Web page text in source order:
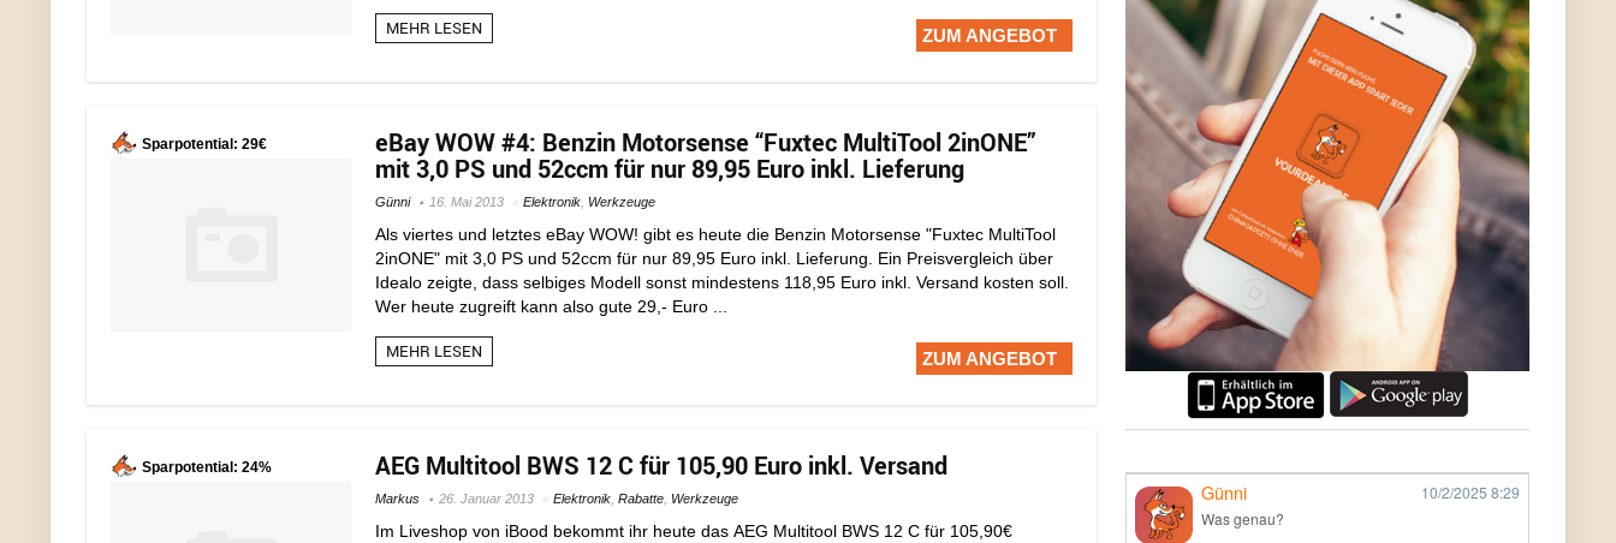
MEHR LESEN ZUM ANGEBOT
Sparpotential: 29€
eBay WOW #4: Benzin Motorsense “Fuxtec MultiTool 2inONE”
mit 3,0 PS und 52ccm für nur 89,95 Euro inkl. Lieferung
Günni 16. Mai 2013 Elektronik Werkzeuge
Als viertes und letztes eBay WOW! gibt es heute die Benzin Motorsense "Fuxtec MultiTool
2inONE" mit 3,0 PS und 52ccm für nur 89,95 Euro inkl. Lieferung. Ein Preisvergleich über
Idealo zeigte, dass selbiges Modell sonst mindestens 118,95 Euro inkl. Versand kosten soll.
Wer heute zugreift kann also gute 29,- Euro ...
MEHR LESEN ZUM ANGEBOT
Sparpotential: 24% AEG Multitool BWS 12 C für 105,90 Euro inkl. Versand
Markus 26. Januar 2013 Elektronik Rabatte Werkzeuge
Im Liveshop von iBood bekommt ihr heute das AEG Multitool BWS 12 C für 105,90€
Günni 10/2/2025 8:29
Was genau?